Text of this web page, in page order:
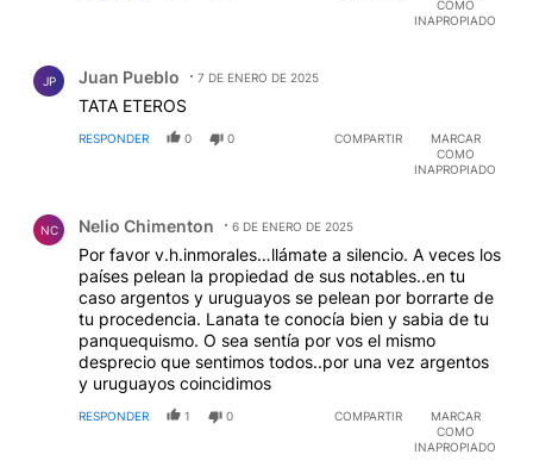
COMO
INAPROPIADO
JP Juan Pueblo 7 DE ENERO DE 2025
TATA ETEROS
RESPONDER 0 0 COMPARTIR
MARCAR
COMO
INAPROPIADO
NC Nelio Chimenton 6 DE ENERO DE 2025
Por favor v.h.inmorales…llámate a silencio. A veces los
países pelean la propiedad de sus notables..en tu
caso argentos y uruguayos se pelean por borrarte de
tu procedencia. Lanata te conocía bien y sabia de tu
panquequismo. O sea sentía por vos el mismo
desprecio que sentimos todos..por una vez argentos
y uruguayos coincidimos
RESPONDER 1 0 COMPARTIR
MARCAR
COMO
INAPROPIADO